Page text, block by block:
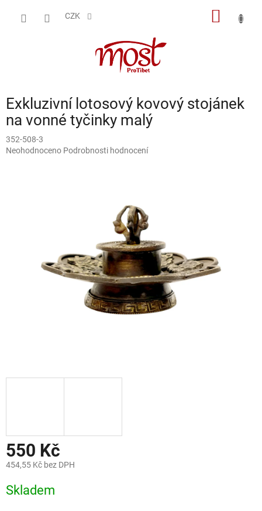
CZK
Exkluzivní lotosový kovový stojánek
na vonné tyčinky malý
352-508-3
Průměrné
Neohodnoceno Podrobnosti hodnocení
550 Kč
454,55 Kč bez DPH
cena:
Skladem